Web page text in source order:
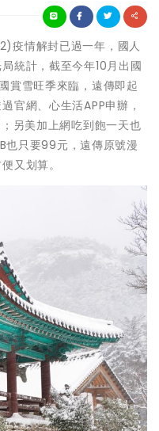
疫情解封已過一年，國人
統計，截至今年10月出國
賞雪旺季來臨，遠傳即起
官網、心生活APP申辦，
另美加上網吃到飽一天也
也只要99元，遠傳原號漫
又划算。